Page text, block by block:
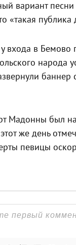
вариант
«такая
входа в
народа
баннер
Мадонны был
же день
певицы